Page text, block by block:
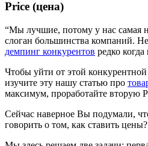
Price (цена)
“Мы лучшие, потому у нас самая
слоган большинства компаний.
демпинг конкурентов редко когда
Чтобы уйти от этой
изучите эту нашу статью про
максимум, проработайте вторую
Сейчас наверное Вы подумали,
говорить о том, как ставить